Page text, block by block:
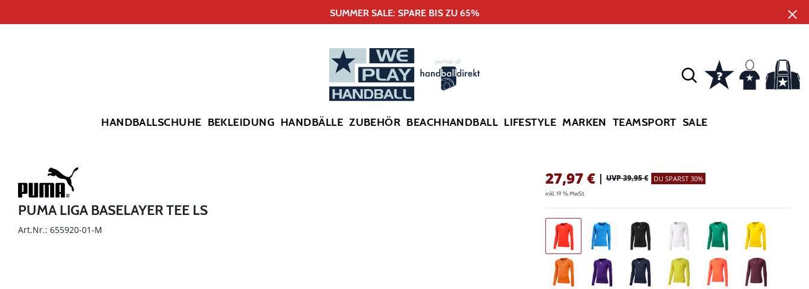
SUMMER SALE: SPARE BIS ZU 65%
HANDBALLSCHUHE BEKLEIDUNG HANDBÄLLE ZUBEHÖR BEACHHANDBALL LIFESTYLE MARKEN TEAMSPORT SALE
PUMA LIGA BASELAYER TEE LS
Art.Nr.: 655920-01-M
27,97€ | UVP 39,95 € DU SPARST 30%
inkl. 19 % MwSt.